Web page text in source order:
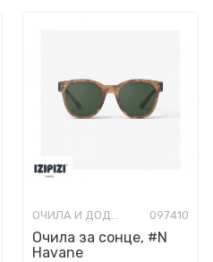
ОЧИЛА И ДОДАТОЦИ 097410
Очила за сонце, #N
Havane